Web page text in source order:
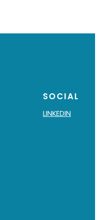
SOCIAL
LINKEDIN